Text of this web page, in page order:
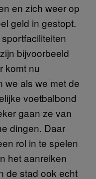
en zich weer op
geld in gestopt.
bijvoorbeeld
komt nu
we als we met de
voetbalbond
gaan ze van
dingen. Daar
rol in te spelen
het aanreiken
de stad ook echt